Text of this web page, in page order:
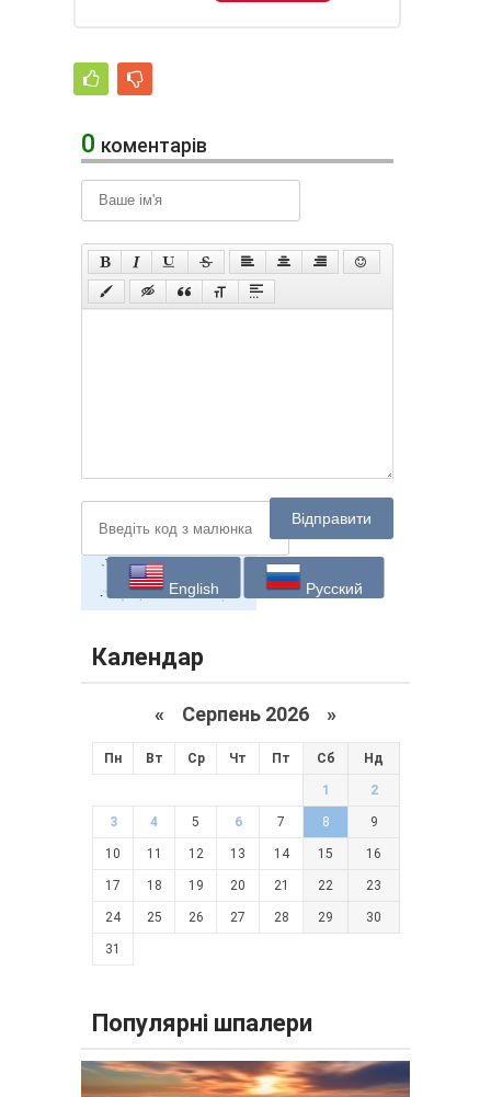
0 коментарів
Відправити
English Русский
Календар
« Серпень 2026 »
Пн Вт Ср Чт Пт Сб Нд
1 2
3 4 5 6 7 8 9
10 11 12 13 14 15 16
17 18 19 20 21 22 23
24 25 26 27 28 29 30
31
Популярні шпалери